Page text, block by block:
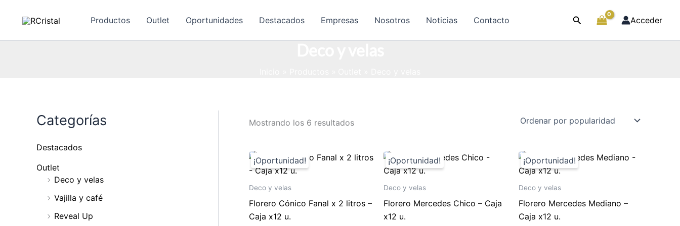
Productos Outlet Oportunidades Destacados Empresas Nosotros Noticias Contacto Buscar Acceder
Categorías
Destacados
Outlet
Deco y velas
Vajilla y café
Reveal Up
Mostrando los 6 resultadosOrdenado
Deco y velas
Florero Cónico Fanal x 2 litros –
Caja x12 u.
Deco y velas
Florero Mercedes Chico – Caja
x12 u.
Deco y velas
Florero Mercedes Mediano –
Caja x12 u.